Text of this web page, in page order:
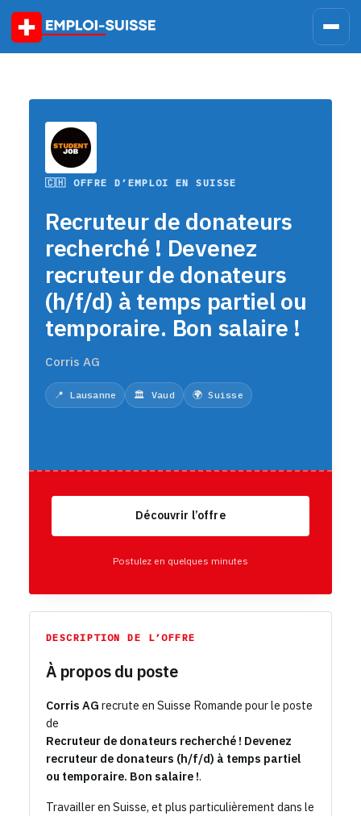
Skip
content
🇨🇭 OFFRE D’EMPLOI EN SUISSE
Recruteur de donateurs
recherché ! Devenez
recruteur de donateurs
(h/f/d) à temps partiel ou
temporaire. Bon salaire !
Corris AG
📍 Lausanne 🏛️ Vaud 🌍 Suisse
Découvrir l’offre
Postulez en quelques minutes
DESCRIPTION DE L’OFFRE
À propos du poste
Corris AG recrute en Suisse Romande pour le poste
de
Recruteur de donateurs recherché ! Devenez
recruteur de donateurs (h/f/d) à temps partiel
ou temporaire. Bon salaire !.
Travailler en Suisse, et plus particulièrement dans le